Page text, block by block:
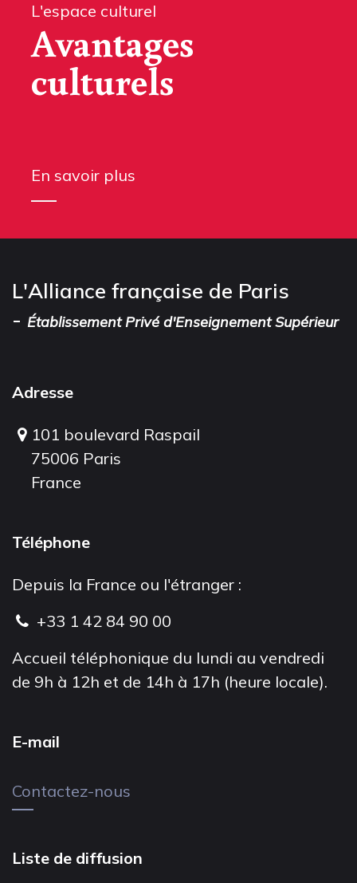
L'espace culturel
Avantages
culturels
En savoir plus
L'Alliance française de Paris
- Établissement Privé d'Enseignement Supérieur
Adresse
101 boulevard Raspail
75006 Paris
France
Téléphone
Depuis la France ou l'étranger :
+33 1 42 84 90 00
Accueil téléphonique du lundi au vendredi
de 9h à 12h et de 14h à 17h (heure locale).
E-mail
Contactez-nous
Liste de diffusion